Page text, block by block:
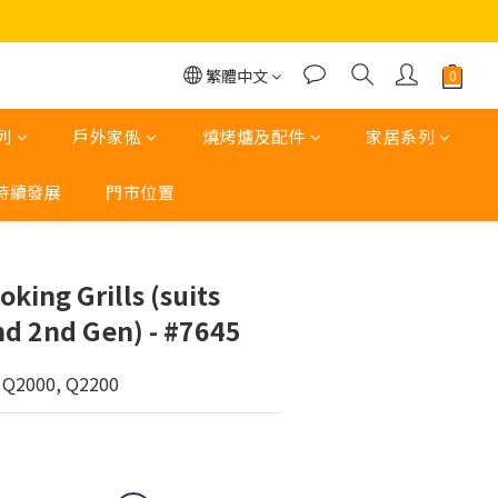
繁體中文
戶外家俬 燒烤爐及配件 家居系列
續發展 門市位置
Grills (suits
2nd Gen) - #7645
Q2200